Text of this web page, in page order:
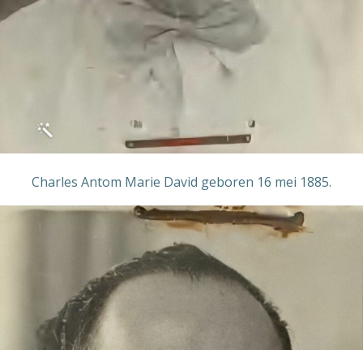
Charles Antom Marie David geboren 16 mei 1885.